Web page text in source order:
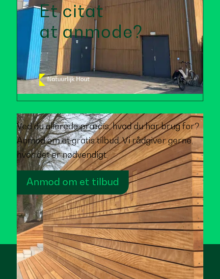
Et citat
at anmode?
Ved du allerede præcis, hvad du har brug for?
Anmod om et gratis tilbud. Vi rådgiver gerne,
hvor det er nødvendigt.
Anmod om et tilbud